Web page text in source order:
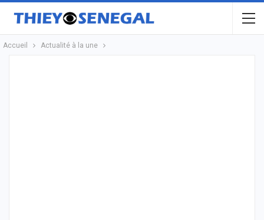
Accueil Actualité à la une